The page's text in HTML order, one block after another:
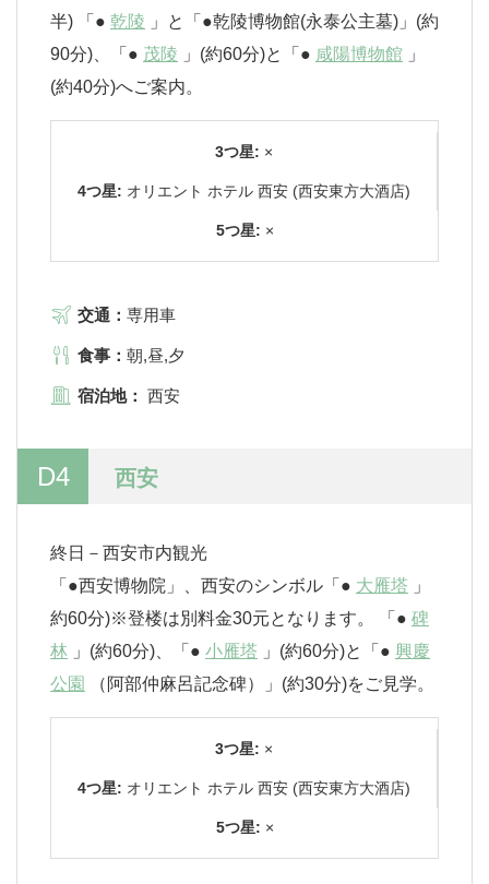
半) 「● 乾陵 」と「●乾陵博物館(永泰公主墓)」(約
90分)、「● 茂陵 」(約60分)と「● 咸陽博物館 」
(約40分)へご案内。
3つ星: ×
4つ星: オリエント ホテル 西安 (西安東方大酒店)
5つ星: ×
交通： 専用車
食事： 朝,昼,夕
宿泊地： 西安
D4 西安
終日－西安市内観光
「●西安博物院」、西安のシンボル「● 大雁塔 」
約60分)※登楼は別料金30元となります。 「● 碑
林 」(約60分)、「● 小雁塔 」(約60分)と「● 興慶
公園
（阿部仲麻呂記念碑）」(約30分)をご見学。
3つ星: ×
4つ星: オリエント ホテル 西安 (西安東方大酒店)
5つ星: ×